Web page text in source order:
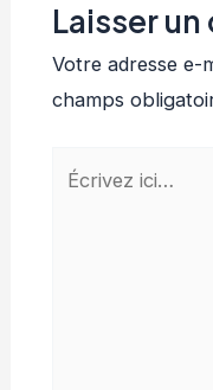
Laisser
Votre adresse e-
champs
Écrivez